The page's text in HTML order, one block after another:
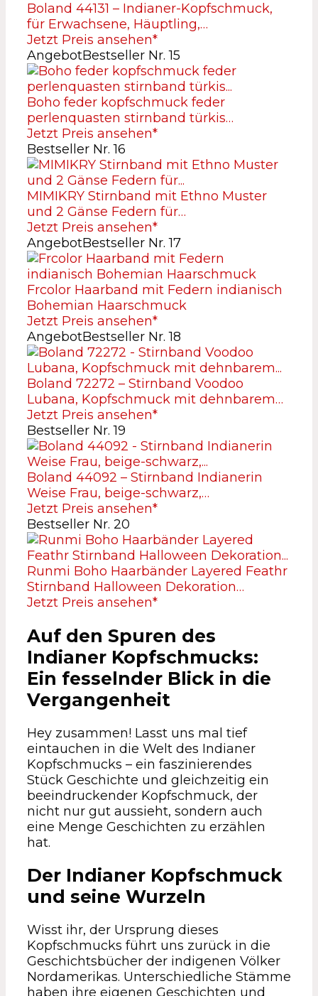
Boland 44131 – Indianer-Kopfschmuck,
für Erwachsene, Häuptling,…
Jetzt Preis ansehen*
AngebotBestseller Nr. 15
Boho feder kopfschmuck feder
perlenquasten stirnband türkis…
Jetzt Preis ansehen*
Bestseller Nr. 16
MIMIKRY Stirnband mit Ethno Muster
und 2 Gänse Federn für…
Jetzt Preis ansehen*
AngebotBestseller Nr. 17
Frcolor Haarband mit Federn indianisch
Bohemian Haarschmuck
Jetzt Preis ansehen*
AngebotBestseller Nr. 18
Boland 72272 – Stirnband Voodoo
Lubana, Kopfschmuck mit dehnbarem…
Jetzt Preis ansehen*
Bestseller Nr. 19
Boland 44092 – Stirnband Indianerin
Weise Frau, beige-schwarz,…
Jetzt Preis ansehen*
Bestseller Nr. 20
Runmi Boho Haarbänder Layered Feathr
Stirnband Halloween Dekoration…
Jetzt Preis ansehen*
Auf den Spuren des
Indianer Kopfschmucks:
Ein fesselnder Blick in die
Vergangenheit
Hey zusammen! Lasst uns mal tief
eintauchen in die Welt des Indianer
Kopfschmucks – ein faszinierendes
Stück Geschichte und gleichzeitig ein
beeindruckender Kopfschmuck, der
nicht nur gut aussieht, sondern auch
eine Menge Geschichten zu erzählen
hat.
Der Indianer Kopfschmuck
und seine Wurzeln
Wisst ihr, der Ursprung dieses
Kopfschmucks führt uns zurück in die
Geschichtsbücher der indigenen Völker
Nordamerikas. Unterschiedliche Stämme
haben ihre eigenen Geschichten und